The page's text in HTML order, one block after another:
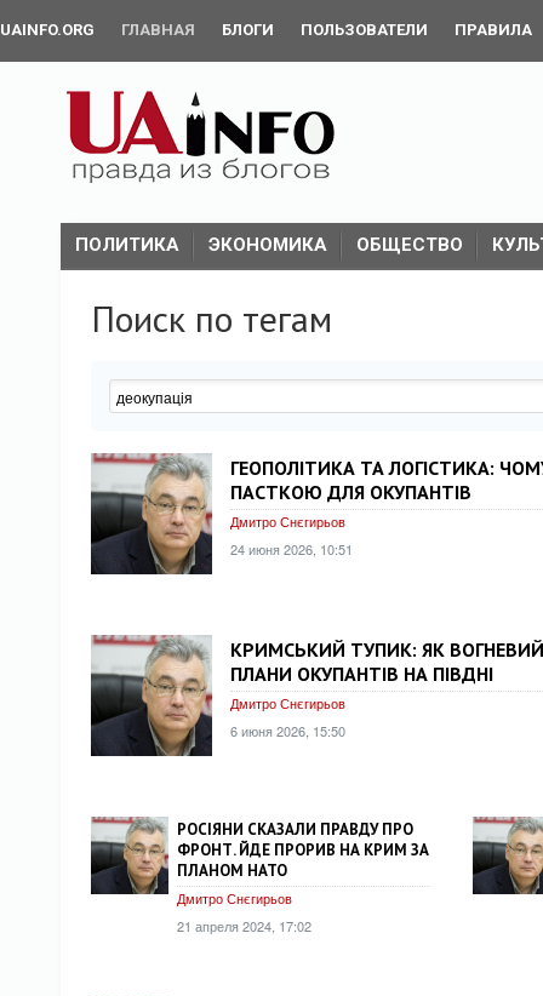
UAINFO.ORG ГЛАВНАЯ БЛОГИ ПОЛЬЗОВАТЕЛИ ПРАВИЛА
ПОЛИТИКА ЭКОНОМИКА ОБЩЕСТВО
Поиск по тегам
ГЕОПОЛІТИКА ТА ЛОГІСТИКА:
ПАСТКОЮ ДЛЯ ОКУПАНТІВ
Дмитро Снєгирьов
24 июня 2026, 10:51
КРИМСЬКИЙ ТУПИК: ЯК
ПЛАНИ ОКУПАНТІВ НА ПІВДНІ
Дмитро Снєгирьов
6 июня 2026, 15:50
РОСІЯНИ СКАЗАЛИ ПРАВДУ ПРО
ФРОНТ. ЙДЕ ПРОРИВ НА КРИМ ЗА
ПЛАНОМ НАТО
Дмитро Снєгирьов
21 апреля 2024, 17:02